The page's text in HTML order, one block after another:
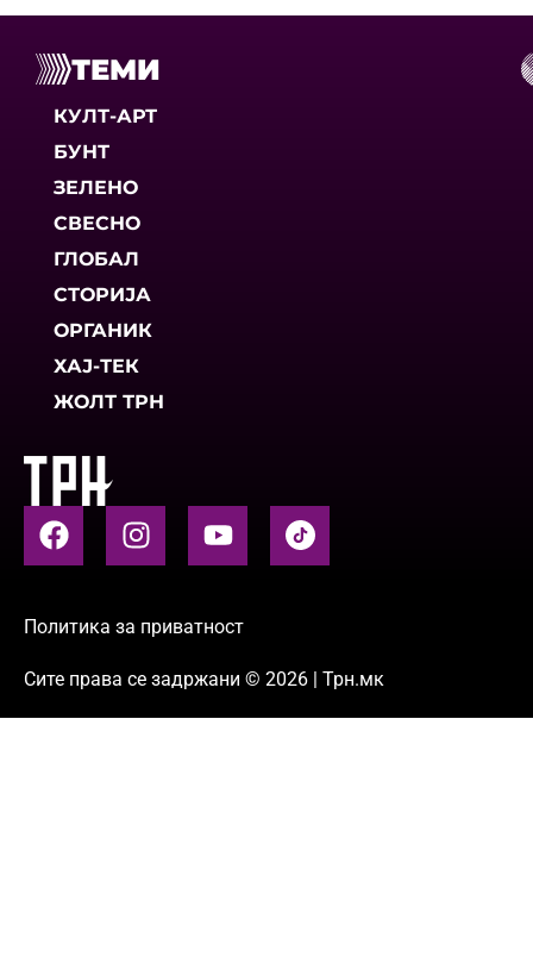
ТЕМИ
КУЛТ-АРТ
БУНТ
ЗЕЛЕНО
СВЕСНО
ГЛОБАЛ
СТОРИЈА
ОРГАНИК
ХАЈ-ТЕК
ЖОЛТ ТРН
Политика за приватност
Сите права се задржани © 2026 | Трн.мк